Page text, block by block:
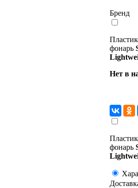
Бренд
фонарь
Нет в
фонарь